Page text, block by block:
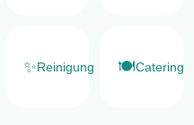
✨Reinigung 🍽️Catering